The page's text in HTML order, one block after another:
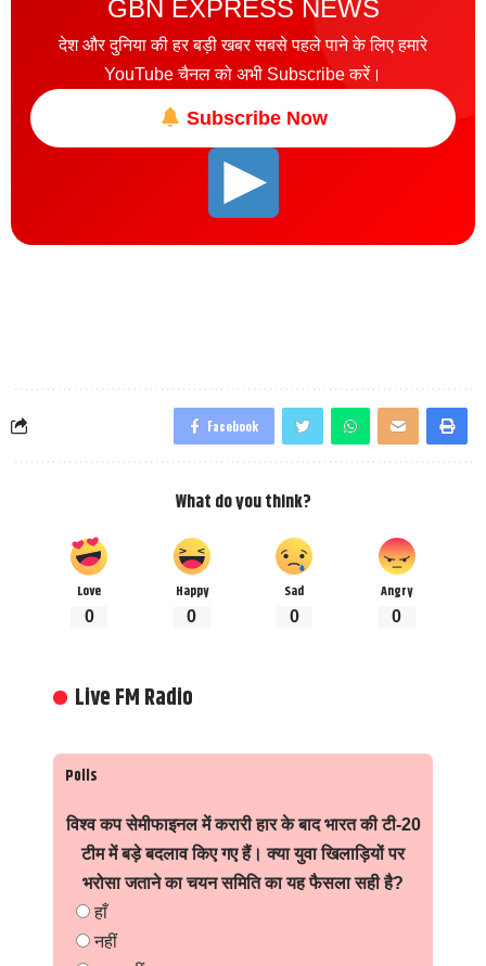
GBN EXPRESS NEWS
देश और दुनिया की हर बड़ी खबर सबसे पहले पाने के लिए हमारे
YouTube चैनल को अभी Subscribe करें।
Subscribe Now
Facebook
What do you think?
Love
0
Happy
0
Sad
0
Angry
0
Live FM Radio
Polls
विश्व कप सेमीफाइनल में करारी हार के बाद भारत की टी-20
टीम में बड़े बदलाव किए गए हैं। क्या युवा खिलाड़ियों पर
भरोसा जताने का चयन समिति का यह फैसला सही है?
हाँ
नहीं